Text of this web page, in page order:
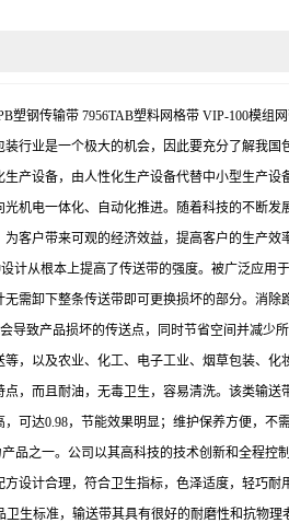
塑钢传输带 7956TAB塑料网格带 VIP-100模
装行业是一个极大的机会，因此要充分了解我
产设备，由人性化生产设备代替中小型生产
机电一体化、自动化推进。随着科技的不断
客户带来可观的经济效益，提高客户的生产
计从根本上提高了传送带的强度。被广泛应
需卸下整条传送带即可更换损坏的部分。消
导致产品损坏的传送点，同时节省空间并减
，以及农业、化工、电子工业、烟草包装、
，而且耐油，无毒卫生，容易清洗。该类输
可达0.98，节能效果明显；维护保养方便，
品之一。公司以其高科技的技术创新和全程
设计合理，符合卫生指标，色泽适度，轻巧
生标准，输送带其具有很好的耐磨性和抗物